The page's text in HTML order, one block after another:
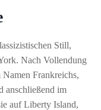
Still,
Nach Vollendung
Frankreichs,
anschließend im
auf Liberty Island,